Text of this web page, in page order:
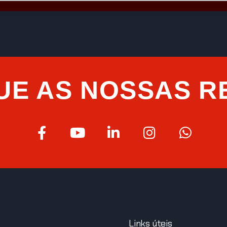
AS NOSSAS
Links úteis